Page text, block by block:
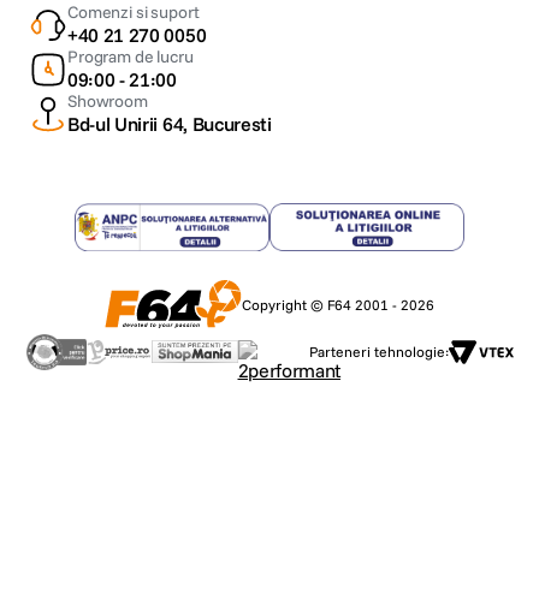
Comenzi si suport
+40 21 270 0050
Program de lucru
09:00 - 21:00
Showroom
Bd-ul Unirii 64, Bucuresti
Copyright © F64 2001 - 2026
Parteneri tehnologie: